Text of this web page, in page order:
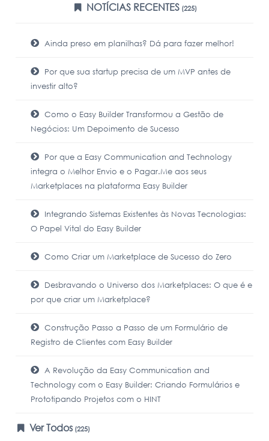
NOTÍCIAS RECENTES(225)
Ainda preso em planilhas? Dá para fazer melhor!
Por que sua startup precisa de um MVP antes de
investir alto?
Como o Easy Builder Transformou a Gestão de
Negócios: Um Depoimento de Sucesso
Por que a Easy Communication and Technology
integra o Melhor Envio e o Pagar.Me aos seus
Marketplaces na plataforma Easy Builder
Integrando Sistemas Existentes às Novas Tecnologias:
O Papel Vital do Easy Builder
Como Criar um Marketplace de Sucesso do Zero
Desbravando o Universo dos Marketplaces: O que é e
por que criar um Marketplace?
Construção Passo a Passo de um Formulário de
Registro de Clientes com Easy Builder
A Revolução da Easy Communication and
Technology com o Easy Builder: Criando Formulários e
Prototipando Projetos com o HINT
Ver Todos (225)